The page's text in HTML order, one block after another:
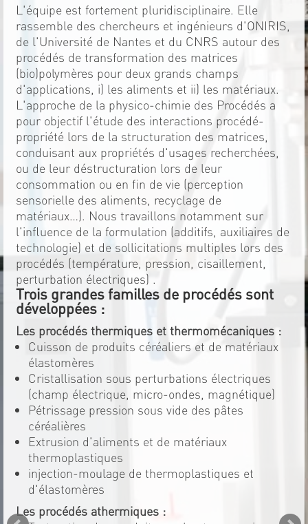
L'équipe est fortement pluridisciplinaire. Elle
rassemble des chercheurs et ingénieurs d'ONIRIS,
de l'Université de Nantes et du CNRS autour des
procédés de transformation des matrices
(bio)polymères pour deux grands champs
d'applications, i) les aliments et ii) les matériaux.
L'approche de la physico-chimie des Procédés a
pour objectif l'étude des interactions procédé-
propriété lors de la structuration des matrices,
conduisant aux propriétés d'usages recherchées,
ou de leur déstructuration lors de leur
consommation ou en fin de vie (perception
sensorielle des aliments, recyclage de
matériaux…). Nous travaillons notamment sur
l'influence de la formulation (additifs, auxiliaires de
technologie) et de sollicitations multiples lors des
procédés (température, pression, cisaillement,
perturbation électriques) .
Trois grandes familles de procédés sont
développées :
Les procédés thermiques et thermomécaniques :
Cuisson de produits céréaliers et de matériaux
élastomères
Cristallisation sous perturbations électriques
(champ électrique, micro-ondes, magnétique)
Pétrissage pression sous vide des pâtes
céréalières
Extrusion d'aliments et de matériaux
thermoplastiques
injection-moulage de thermoplastiques et
d'élastomères
Les procédés athermiques :